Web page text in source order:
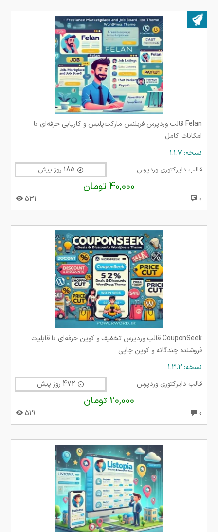
بروز شده در ۱۳ بهمن ۱۴۰۴
Felan قالب وردپرس فریلنس مارکت‌پلیس و کاریابی حرفه‌ای با
امکانات کامل
نسخه: 1.1.7
قالب دایرکتوری وردپرس
40,000 تومان
0
531
CouponSeek قالب وردپرس تخفیف و کوپن حرفه‌ای با قابلیت
فروشنده چندگانه و کوپن چاپی
نسخه: 1.3.2
قالب دایرکتوری وردپرس
20,000 تومان
0
519